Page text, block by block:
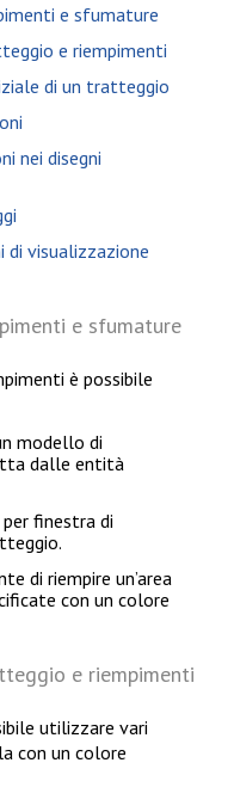
e sfumature
e riempimenti
di un tratteggio
nei disegni
visualizzazione
e sfumature
è possibile
modello di
dalle entità
finestra di
.
di riempire un’area
con un colore
e riempimenti
utilizzare vari
con un colore